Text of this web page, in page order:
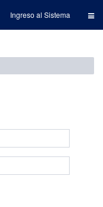
Ingreso al Sistema